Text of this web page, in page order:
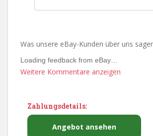
Was unsere eBay-Kunden über uns
Loading feedback from eBay…
Weitere Kommentare anzeigen
Zahlungsdetails:
Angebot ansehen